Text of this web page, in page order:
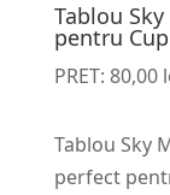
Tablou
pentru
PRET: 80,00
Tablou Sky
perfect